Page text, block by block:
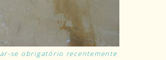
se obrigatório recentemente